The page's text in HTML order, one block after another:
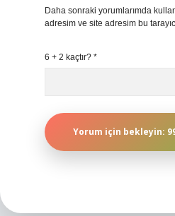
Daha sonraki yorumlarımda
adresim ve site adresim bu
6 + 2 kaçtır? *